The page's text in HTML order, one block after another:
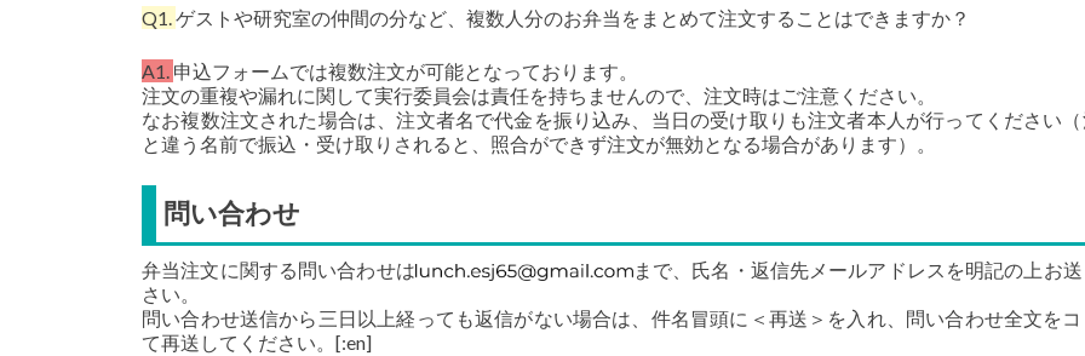
Q1.ゲストや研究室の仲間の分など、複数人分のお弁当をまとめて注文することはできますか？
A1. 申込フォームでは複数注文が可能となっております。
注文の重複や漏れに関して実行委員会は責任を持ちませんので、注文時はご注意ください。
なお複数注文された場合は、注文者名で代金を振り込み、当日の受け取りも注文者本人が行ってください
と違う名前で振込・受け取りされると、照合ができず注文が無効となる場合があります）。
問い合わせ
弁当注文に関する問い合わせは
まで、氏名・返信先メールアドレスを明記の上お
さい。
問い合わせ送信から三日以上経っても返信がない場合は、件名冒頭に＜再送＞を入れ、問い合わせ全文を
て再送してください。[:en]